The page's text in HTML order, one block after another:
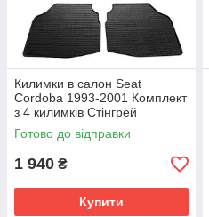
Килимки в салон Seat
Cordoba 1993-2001 Комплект
з 4 килимків Стінгрей
Готово до відправки
1 940 ₴
Купити